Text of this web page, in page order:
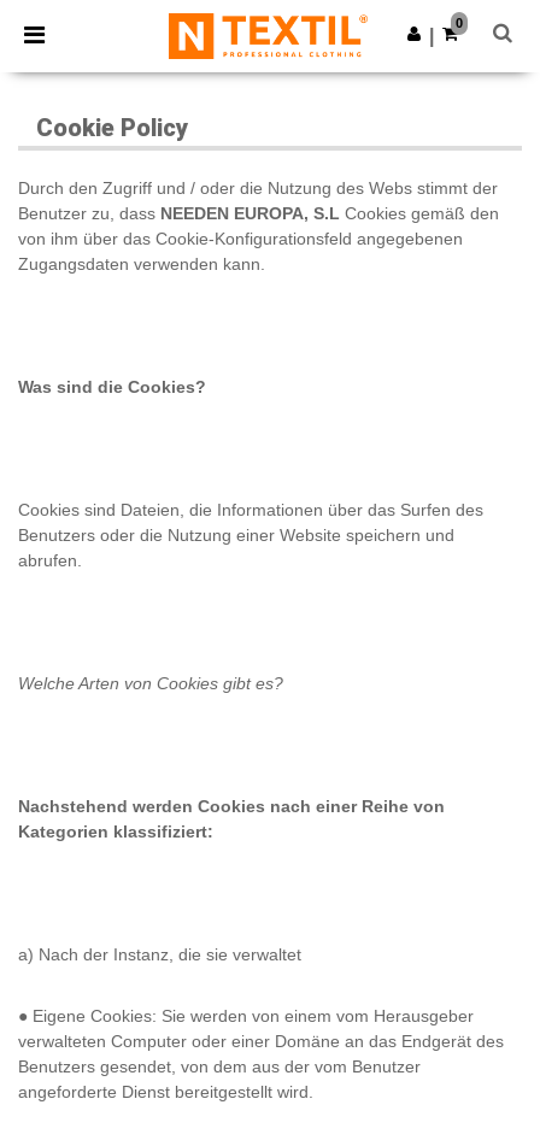
× Ntextil App
Bessere Preise in der App!
App holen
0
Cookie Policy
Durch den Zugriff und / oder die Nutzung des Webs stimmt der
Benutzer zu, dass NEEDEN EUROPA, S.L Cookies gemäß den
von ihm über das Cookie-Konfigurationsfeld angegebenen
Zugangsdaten verwenden kann.
Was sind die Cookies?
Cookies sind Dateien, die Informationen über das Surfen des
Benutzers oder die Nutzung einer Website speichern und
abrufen.
Welche Arten von Cookies gibt es?
Nachstehend werden Cookies nach einer Reihe von
Kategorien klassifiziert:
a) Nach der Instanz, die sie verwaltet
● Eigene Cookies: Sie werden von einem vom Herausgeber
verwalteten Computer oder einer Domäne an das Endgerät des
Benutzers gesendet, von dem aus der vom Benutzer
angeforderte Dienst bereitgestellt wird.